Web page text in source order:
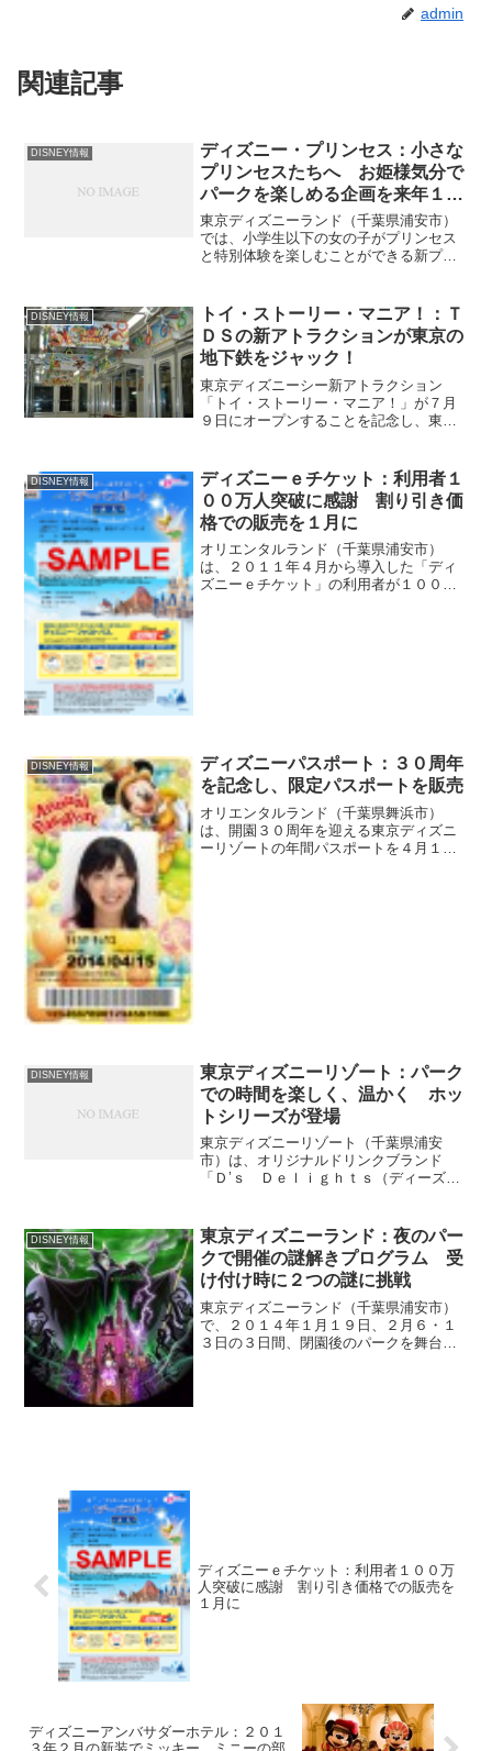
admin
関連記事
DISNEY情報
ディズニー・プリンセス：小さな
プリンセスたちへ お姫様気分で
パークを楽しめる企画を来年１月
から開催
東京ディズニーランド（千葉県浦安市）
では、小学生以下の女の子がプリンセス
と特別体験を楽しむことができる新プロ
年１月１４日（火）から、３月２０日
（木）まで行う。パークで...
DISNEY情報
トイ・ストーリー・マニア！：Ｔ
ＤＳの新アトラクションが東京の
地下鉄をジャック！
東京ディズニーシー新アトラクション
「トイ・ストーリー・マニア！」が７月
９日にオープンすることを記念し、東京
乗り込んだ途端に目に飛び込むのは、
赤・青・緑・黄色のカラフルな...
DISNEY情報
ディズニーｅチケット：利用者１
００万人突破に感謝 割り引き価
格での販売を１月に
オリエンタルランド（千葉県浦安市）
は、２０１１年４月から導入した「ディ
ズニーｅチケット」の利用者が１００万
DISNEY情報
ディズニーパスポート：３０周年
を記念し、限定パスポートを販売
オリエンタルランド（千葉県舞浜市）
は、開園３０周年を迎える東京ディズニ
ーリゾートの年間パスポートを４月１日
DISNEY情報
東京ディズニーリゾート：パーク
での時間を楽しく、温かく ホッ
トシリーズが登場
東京ディズニーリゾート（千葉県浦安
市）は、オリジナルドリンクブランド
「Ｄ’ｓ Ｄｅｌｉｇｈｔｓ（ディーズ・
楽しくする、おしゃれでかわいいドリン
ク」をテーマに昨年９月から...
DISNEY情報
東京ディズニーランド：夜のパー
クで開催の謎解きプログラム 受
け付け時に２つの謎に挑戦
東京ディズニーランド（千葉県浦安市）
で、２０１４年１月１９日、２月６・１
３日の３日間、閉園後のパークを舞台に
ディズニーｅチケット：利用者１００万
人突破に感謝 割り引き価格での販売を
１月に
ディズニーアンバサダーホテル：２０１